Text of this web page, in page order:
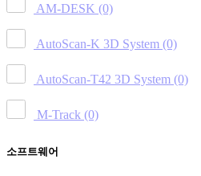
AM-DESK (0)
AutoScan-K 3D System (0)
AutoScan-T42 3D System (0)
M-Track (0)
소프트웨어